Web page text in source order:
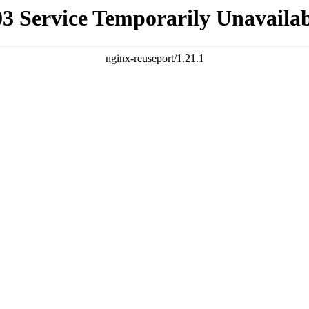
Service Temporarily
nginx-reuseport/1.21.1